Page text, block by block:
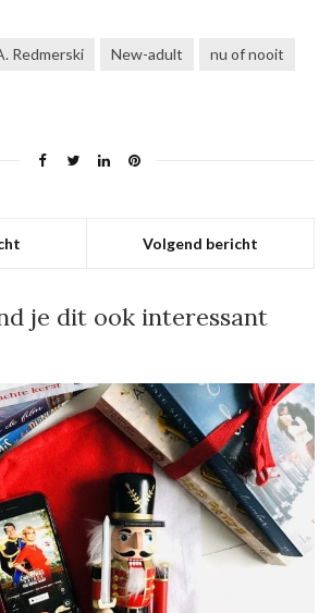
Redmerski New-adult
nu of nooit
Volgend bericht
je dit ook interessant